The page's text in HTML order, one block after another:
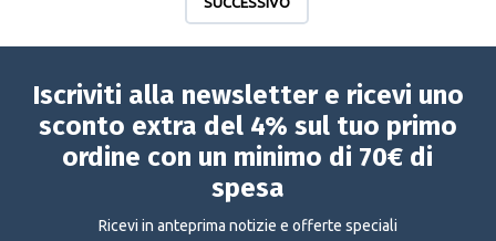
Iscriviti alla newsletter e ricevi uno
sconto extra del 4% sul tuo primo
ordine con un minimo di 70€ di
spesa
Ricevi in anteprima notizie e offerte speciali